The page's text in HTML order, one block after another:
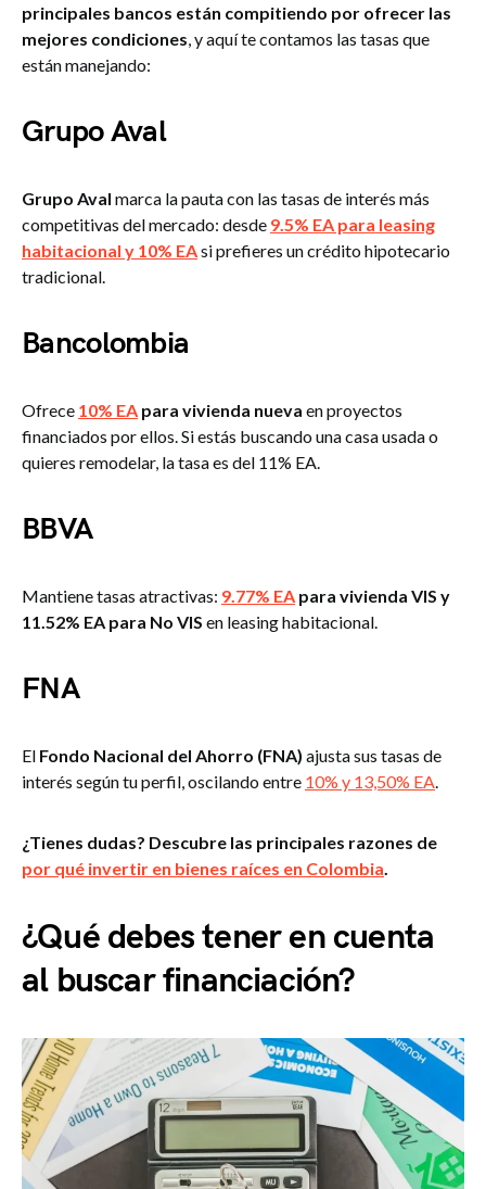
principales bancos están compitiendo por ofrecer las
mejores condiciones, y aquí te contamos las tasas que
están manejando:
Grupo Aval
Grupo Aval marca la pauta con las tasas de interés más
competitivas del mercado: desde 9.5% EA para leasing
habitacional y 10% EAsi prefieres un crédito hipotecario
tradicional.
Bancolombia
Ofrece 10% EA para vivienda nueva en proyectos
financiados por ellos. Si estás buscando una casa usada o
quieres remodelar, la tasa es del 11% EA.
BBVA
Mantiene tasas atractivas: 9.77% EA para vivienda VIS y
11.52% EA para No VIS en leasing habitacional.
FNA
El Fondo Nacional del Ahorro (FNA) ajusta sus tasas de
interés según tu perfil, oscilando entre 10% y 13,50% EA.
¿Tienes dudas? Descubre las principales razones de
por qué invertir en bienes raíces en Colombia.
¿Qué debes tener en cuenta
al buscar financiación?